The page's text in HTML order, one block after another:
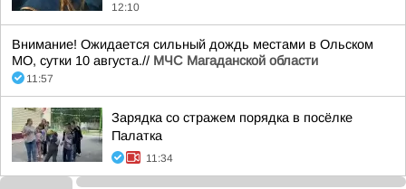
12:10
Внимание! Ожидается сильный дождь местами в Ольском
МО, сутки 10 августа.// МЧС Магаданской области
11:57
Зарядка со стражем порядка в посёлке
Палатка
11:34